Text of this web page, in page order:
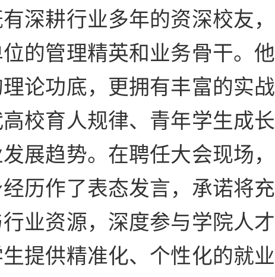
深耕行业多年的资深校友，
的管理精英和业务骨干。他
论功底，更拥有丰富的实战
校育人规律、青年学生成长
展趋势。在聘任大会现场，
历作了表态发言，承诺将充
业资源，深度参与学院人才
提供精准化、个性化的就业